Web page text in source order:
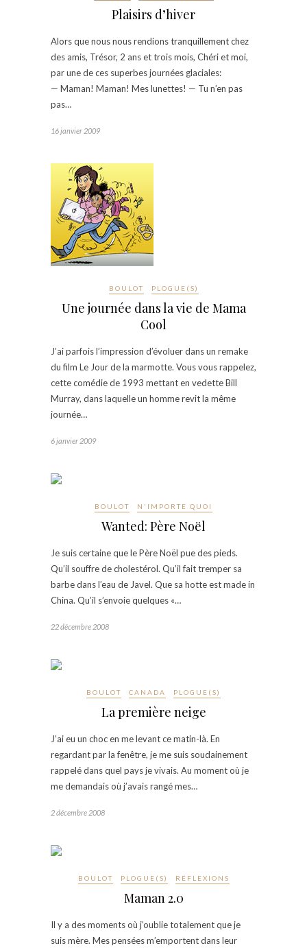
Plaisirs d’hiver
Alors que nous nous rendions tranquillement chez
des amis, Trésor, 2 ans et trois mois, Chéri et moi,
par une de ces superbes journées glaciales:
— Maman! Maman! Mes lunettes! — Tu n’en pas
pas…
16 janvier 2009
BOULOT PLOGUE(S)
Une journée dans la vie de Mama
Cool
J’ai parfois l’impression d’évoluer dans un remake
du film Le Jour de la marmotte. Vous vous rappelez,
cette comédie de 1993 mettant en vedette Bill
Murray, dans laquelle un homme revit la même
journée…
6 janvier 2009
BOULOT N'IMPORTE QUOI
Wanted: Père Noël
Je suis certaine que le Père Noël pue des pieds.
Qu’il souffre de cholestérol. Qu’il fait tremper sa
barbe dans l’eau de Javel. Que sa hotte est made in
China. Qu’il s’envoie quelques «…
22 décembre 2008
BOULOT CANADA PLOGUE(S)
La première neige
J’ai eu un choc en me levant ce matin-là. En
regardant par la fenêtre, je me suis soudainement
rappelé dans quel pays je vivais. Au moment où je
me demandais où j’avais rangé mes…
2 décembre 2008
BOULOT PLOGUE(S) RÉFLEXIONS
Maman 2.0
Il y a des moments où j’oublie totalement que je
suis mère. Mes pensées m’emportent dans leur